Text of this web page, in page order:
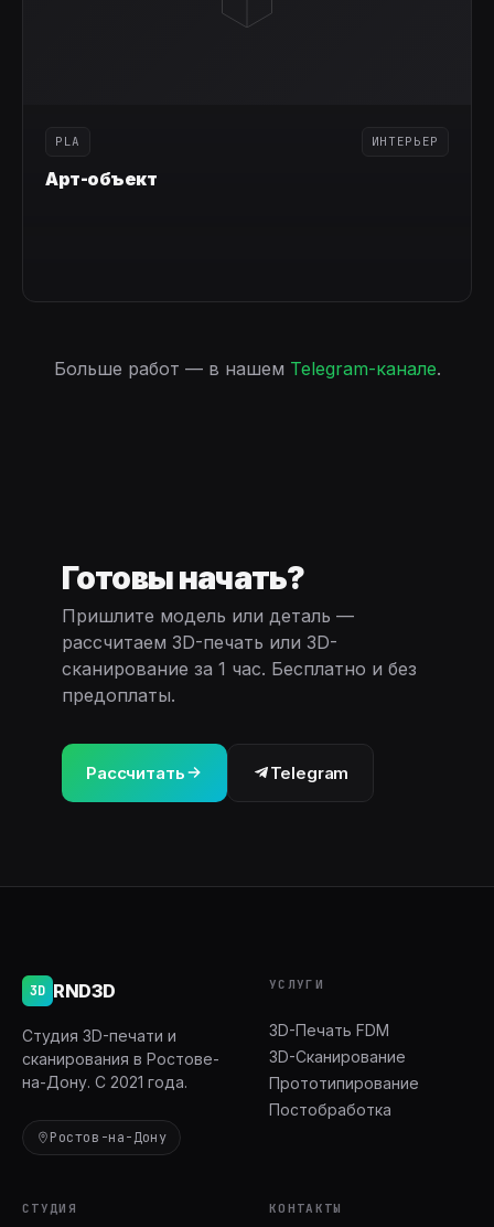
PLA ИНТЕРЬЕР
Арт-объект
Больше работ — в нашем Telegram-канале.
Готовы начать?
Пришлите модель или деталь —
рассчитаем 3D-печать или 3D-
сканирование за 1 час. Бесплатно и без
предоплаты.
Рассчитать Telegram
3D RND3D
Студия 3D-печати и
сканирования в Ростове-
на-Дону. С 2021 года.
Ростов-на-Дону
УСЛУГИ
3D-Печать FDM
3D-Сканирование
Прототипирование
Постобработка
СТУДИЯ КОНТАКТЫ